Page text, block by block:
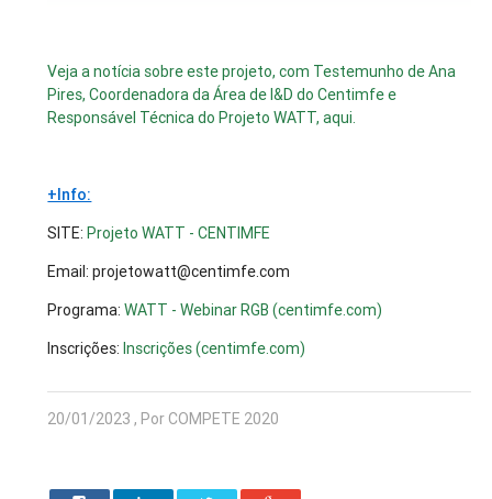
Veja a notícia sobre este projeto, com Testemunho de Ana
Pires, Coordenadora da Área de I&D do Centimfe e
Responsável Técnica do Projeto WATT, aqui.
+Info:
SITE: Projeto WATT - CENTIMFE
Email: projetowatt@centimfe.com
Programa:WATT - Webinar RGB (centimfe.com)
Inscrições: Inscrições (centimfe.com)
20/01/2023 , Por COMPETE 2020